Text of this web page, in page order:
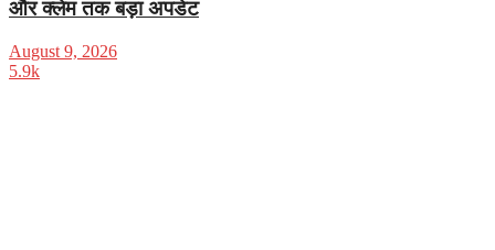
और क्लेम तक बड़ा अपडेट
August 9, 2026
5.9k